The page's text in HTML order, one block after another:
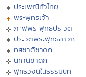
ประเพณีทั่วไทย
พระพุทธเจ้า
ภาพพระพุทธประวัติ
ประวัติพระพุทธสาวก
ทศชาติชาดก
นิทานชาดก
พุทธวจนในธรรมบท